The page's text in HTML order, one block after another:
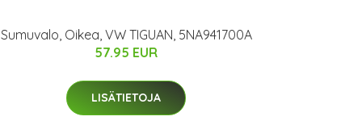
Sumuvalo, Oikea, VW TIGUAN, 5NA941700A
57.95 EUR
LISÄTIETOJA